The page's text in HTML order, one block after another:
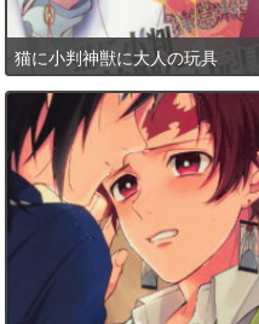
猫に小判神獣に大人の玩具